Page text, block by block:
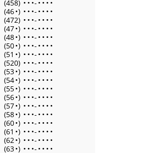
(458) • • •- • • • •
(46•) • • •- • • • •
(472) • • •- • • • •
(47•) • • •- • • • •
(48•) • • •- • • • •
(50•) • • •- • • • •
(51 •) • • •- • • • •
(520) • • •- • • • •
(53•) • • •- • • • •
(54•) • • •- • • • •
(55•) • • •- • • • •
(56•) • • •- • • • •
(57•) • • •- • • • •
(58•) • • •- • • • •
(60•) • • •- • • • •
(61 •) • • •- • • • •
(62•) • • •- • • • •
(63•) • • •- • • • •